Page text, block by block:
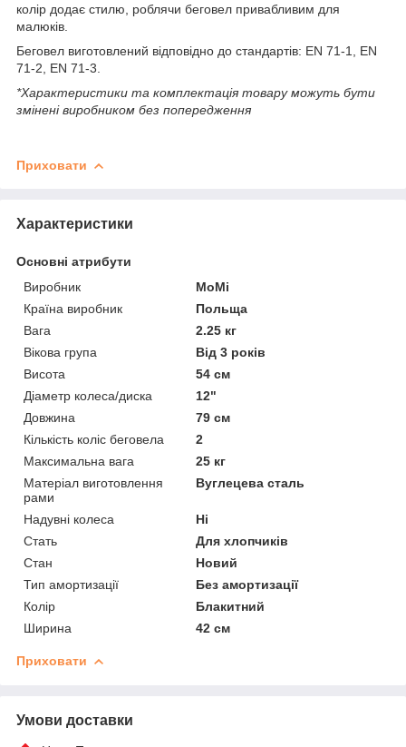
колір додає стилю, роблячи беговел привабливим для
малюків.
Беговел виготовлений відповідно до стандартів: EN 71-1, EN
71-2, EN 71-3.
*Характеристики та комплектація товару можуть бути
змінені виробником без попередження
Приховати
Характеристики
Основні атрибути
Виробник
MoMi
Країна виробник
Польща
Вага
2.25 кг
Вікова група
Від 3 років
Висота
54 см
Діаметр колеса/диска
12"
Довжина
79 см
Кількість коліс беговела
2
Максимальна вага
25 кг
Матеріал виготовлення
рами
Вуглецева сталь
Надувні колеса
Ні
Стать
Для хлопчиків
Стан
Новий
Тип амортизації
Без амортизації
Колір
Блакитний
Ширина
42 см
Приховати
Умови доставки